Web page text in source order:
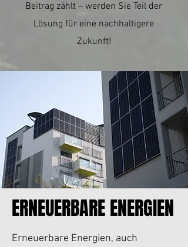
Beitrag zählt – werden Sie Teil der
Lösung für eine nachhaltigere
Zukunft!
ERNEUERBARE ENERGIEN
ERNEUERBARE ENERGIEN
Erneuerbare Energien, auch